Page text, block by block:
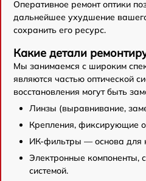
Оперативное ремонт оптики
дальнейшее ухудшение
сохранить его ресурс.
Какие детали
Мы занимаемся с широким
являются частью оптической
восстановления могут быть
Линзы (выравнивание,
Крепления, фиксирующие
ИК-фильтры — основа для
Электронные компоненты,
системой.